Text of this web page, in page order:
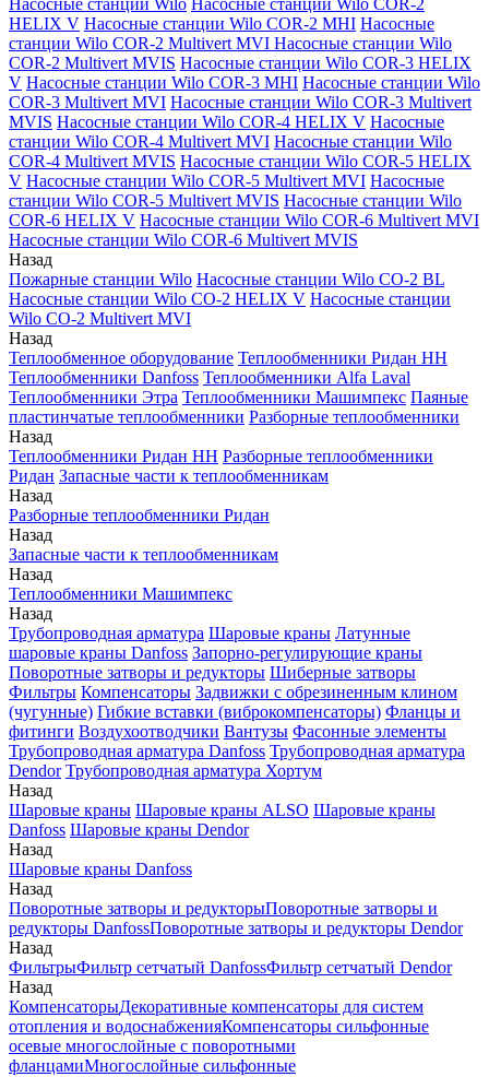
Насосные станции Wilo Насосные станции Wilo COR-2
HELIX V Насосные станции Wilo COR-2 MHI Насосные
станции Wilo COR-2 Multivert MVI Насосные станции Wilo
COR-2 Multivert MVIS Насосные станции Wilo COR-3 HELIX
V Насосные станции Wilo COR-3 MHI Насосные станции Wilo
COR-3 Multivert MVI Насосные станции Wilo COR-3 Multivert
MVIS Насосные станции Wilo COR-4 HELIX V Насосные
станции Wilo COR-4 Multivert MVI Насосные станции Wilo
COR-4 Multivert MVIS Насосные станции Wilo COR-5 HELIX
V Насосные станции Wilo COR-5 Multivert MVI Насосные
станции Wilo COR-5 Multivert MVIS Насосные станции Wilo
COR-6 HELIX V Насосные станции Wilo COR-6 Multivert MVI
Насосные станции Wilo COR-6 Multivert MVIS
Назад
Пожарные станции Wilo Насосные станции Wilo CO-2 BL
Насосные станции Wilo CO-2 HELIX V Насосные станции
Wilo CO-2 Multivert MVI
Назад
Теплообменное оборудование Теплообменники Ридан НН
Теплообменники Danfoss Теплообменники Alfa Laval
Теплообменники Этра Теплообменники Машимпекс Паяные
пластинчатые теплообменники Разборные теплообменники
Назад
Теплообменники Ридан НН Разборные теплообменники
Ридан Запасные части к теплообменникам
Назад
Разборные теплообменники Ридан
Назад
Запасные части к теплообменникам
Назад
Теплообменники Машимпекс
Назад
Трубопроводная арматура Шаровые краны Латунные
шаровые краны Danfoss Запорно-регулирующие краны
Поворотные затворы и редукторы Шиберные затворы
Фильтры Компенсаторы Задвижки с обрезиненным клином
(чугунные) Гибкие вставки (виброкомпенсаторы) Фланцы и
фитинги Воздухоотводчики Вантузы Фасонные элементы
Трубопроводная арматура Danfoss Трубопроводная арматура
Dendor Трубопроводная арматура Хортум
Назад
Шаровые краны Шаровые краны ALSO Шаровые краны
Danfoss Шаровые краны Dendor
Назад
Шаровые краны Danfoss
Назад
Поворотные затворы и редукторыПоворотные затворы и
редукторы DanfossПоворотные затворы и редукторы Dendor
Назад
ФильтрыФильтр сетчатый DanfossФильтр сетчатый Dendor
Назад
КомпенсаторыДекоративные компенсаторы для систем
отопления и водоснабженияКомпенсаторы сильфонные
осевые многослойные с поворотными
фланцамиМногослойные сильфонные